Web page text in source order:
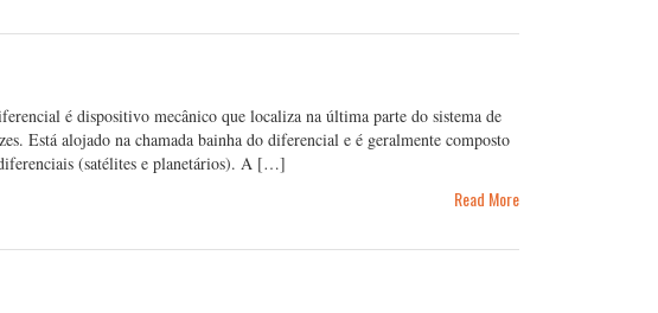
é dispositivo mecânico que localiza na última parte do sistema de
Está alojado na chamada bainha do diferencial e é geralmente composto
(satélites e planetários). A […]
Read More